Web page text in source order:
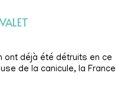
ont déjà été détruits en ce
de la canicule, la France